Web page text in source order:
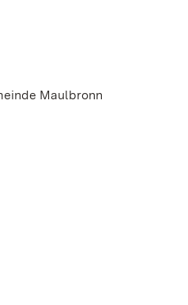
Maulbronn